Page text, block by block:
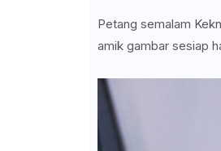
Petang semalam
amik gambar sesiap